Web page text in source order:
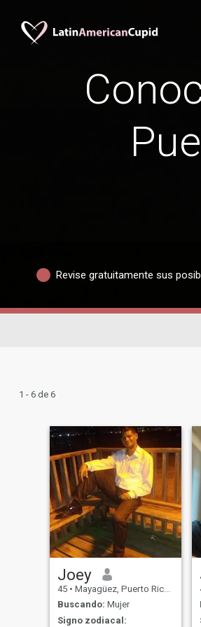
Revise gratuitamente sus
1 - 6 de 6
Joey
45 • Mayagüez, Puerto Rico, Puerto Rico
Buscando: Mujer
Signo zodiacal: